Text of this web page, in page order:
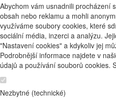
Abychom vám usnadnili procházení
obsah nebo reklamu a mohli
využíváme soubory cookies, které
sociální média, inzerci a analýzu.
"Nastavení cookies" a kdykoliv jej
Podrobnější informace najdete v
údajů a používání souborů cookies.
Nezbytné (technické)